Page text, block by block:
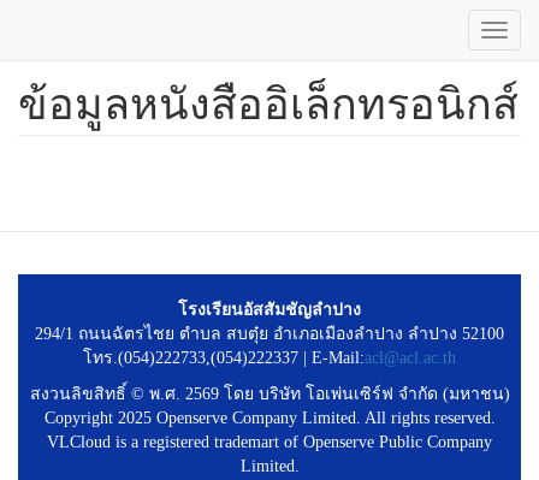
ข้าม
ข้อมูลหนังสืออิเล็กทรอนิกส์
โรงเรียนอัสสัมชัญลำปาง
294/1 ถนนฉัตรไชย ตำบล สบตุ๋ย อำเภอเมืองลำปาง ลำปาง 52100
โทร.(054)222733,(054)222337 | E-Mail:acl@acl.ac.th
สงวนลิขสิทธิ์ © พ.ศ. 2569 โดย บริษัท โอเพ่นเซิร์ฟ จำกัด (มหาชน)
Copyright 2025 Openserve Company Limited. All rights reserved.
VLCloud is a registered trademart of Openserve Public Company
Limited.